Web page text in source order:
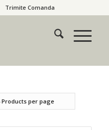
Trimite Comanda
Products per page